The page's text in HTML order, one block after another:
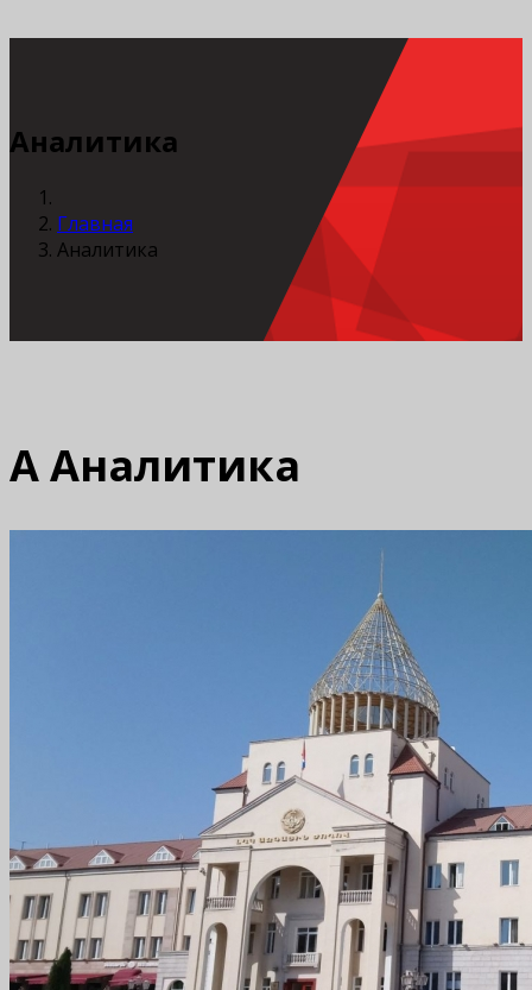
Аналитика
Главная
Аналитика
ААналитика